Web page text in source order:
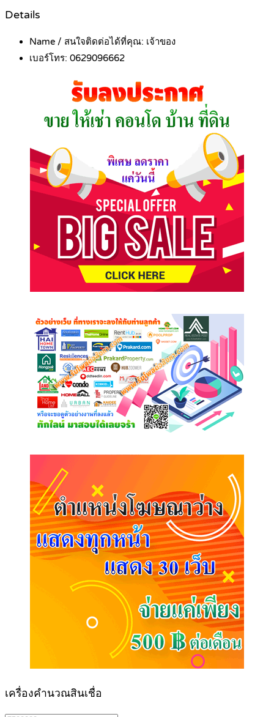
Details
Name / สนใจติดต่อได้ที่คุณ: เจ้าของ
เบอร์โทร: 0629096662
เครื่องคำนวณสินเชื่อ